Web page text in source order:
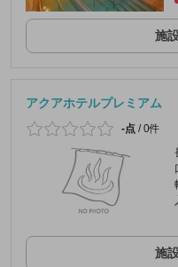
施
アクアホテルプレミアム
-点 /0件
施